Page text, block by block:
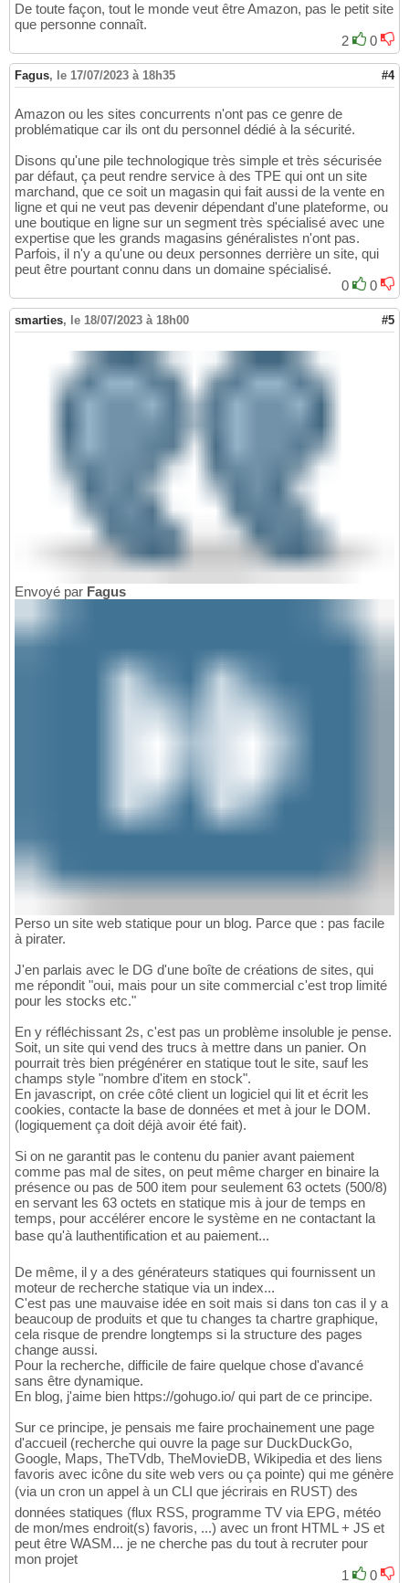
De toute façon, tout le monde veut être Amazon, pas le petit site
que personne connaît.
2
0
Fagus, le 17/07/2023 à 18h35 #4
Amazon ou les sites concurrents n'ont pas ce genre de
problématique car ils ont du personnel dédié à la sécurité.
Disons qu'une pile technologique très simple et très sécurisée
par défaut, ça peut rendre service à des TPE qui ont un site
marchand, que ce soit un magasin qui fait aussi de la vente en
ligne et qui ne veut pas devenir dépendant d'une plateforme, ou
une boutique en ligne sur un segment très spécialisé avec une
expertise que les grands magasins généralistes n'ont pas.
Parfois, il n'y a qu'une ou deux personnes derrière un site, qui
peut être pourtant connu dans un domaine spécialisé.
0
0
smarties, le 18/07/2023 à 18h00 #5
Envoyé par Fagus
Perso un site web statique pour un blog. Parce que : pas facile
à pirater.
J'en parlais avec le DG d'une boîte de créations de sites, qui
me répondit "oui, mais pour un site commercial c'est trop limité
pour les stocks etc."
En y réfléchissant 2s, c'est pas un problème insoluble je pense.
Soit, un site qui vend des trucs à mettre dans un panier. On
pourrait très bien prégénérer en statique tout le site, sauf les
champs style "nombre d'item en stock".
En javascript, on crée côté client un logiciel qui lit et écrit les
cookies, contacte la base de données et met à jour le DOM.
(logiquement ça doit déjà avoir été fait).
Si on ne garantit pas le contenu du panier avant paiement
comme pas mal de sites, on peut même charger en binaire la
présence ou pas de 500 item pour seulement 63 octets (500/8)
en servant les 63 octets en statique mis à jour de temps en
temps, pour accélérer encore le système en ne contactant la
base qu'à lauthentification et au paiement...
De même, il y a des générateurs statiques qui fournissent un
moteur de recherche statique via un index...
C'est pas une mauvaise idée en soit mais si dans ton cas il y a
beaucoup de produits et que tu changes ta chartre graphique,
cela risque de prendre longtemps si la structure des pages
change aussi.
Pour la recherche, difficile de faire quelque chose d'avancé
sans être dynamique.
En blog, j'aime bien https://gohugo.io/ qui part de ce principe.
Sur ce principe, je pensais me faire prochainement une page
d'accueil (recherche qui ouvre la page sur DuckDuckGo,
Google, Maps, TheTVdb, TheMovieDB, Wikipedia et des liens
favoris avec icône du site web vers ou ça pointe) qui me génère
(via un cron un appel à un CLI que jécrirais en RUST) des
données statiques (flux RSS, programme TV via EPG, météo
de mon/mes endroit(s) favoris, ...) avec un front HTML + JS et
peut être WASM... je ne cherche pas du tout à recruter pour
mon projet
1
0